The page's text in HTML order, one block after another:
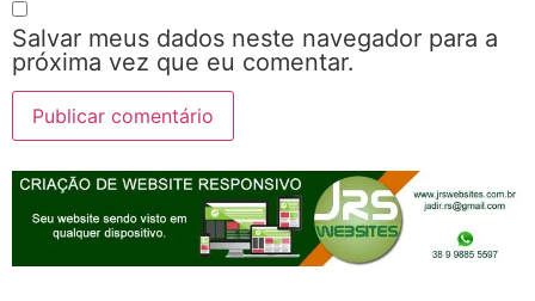
Salvar meus dados neste navegador para a
próxima vez que eu comentar.